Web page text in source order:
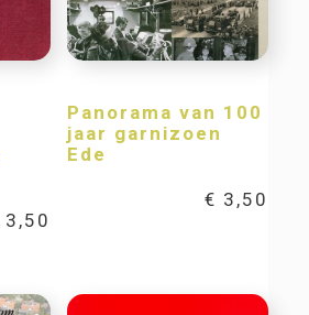
3,50
Panorama van 100
jaar garnizoen
Ede
€ 3,50